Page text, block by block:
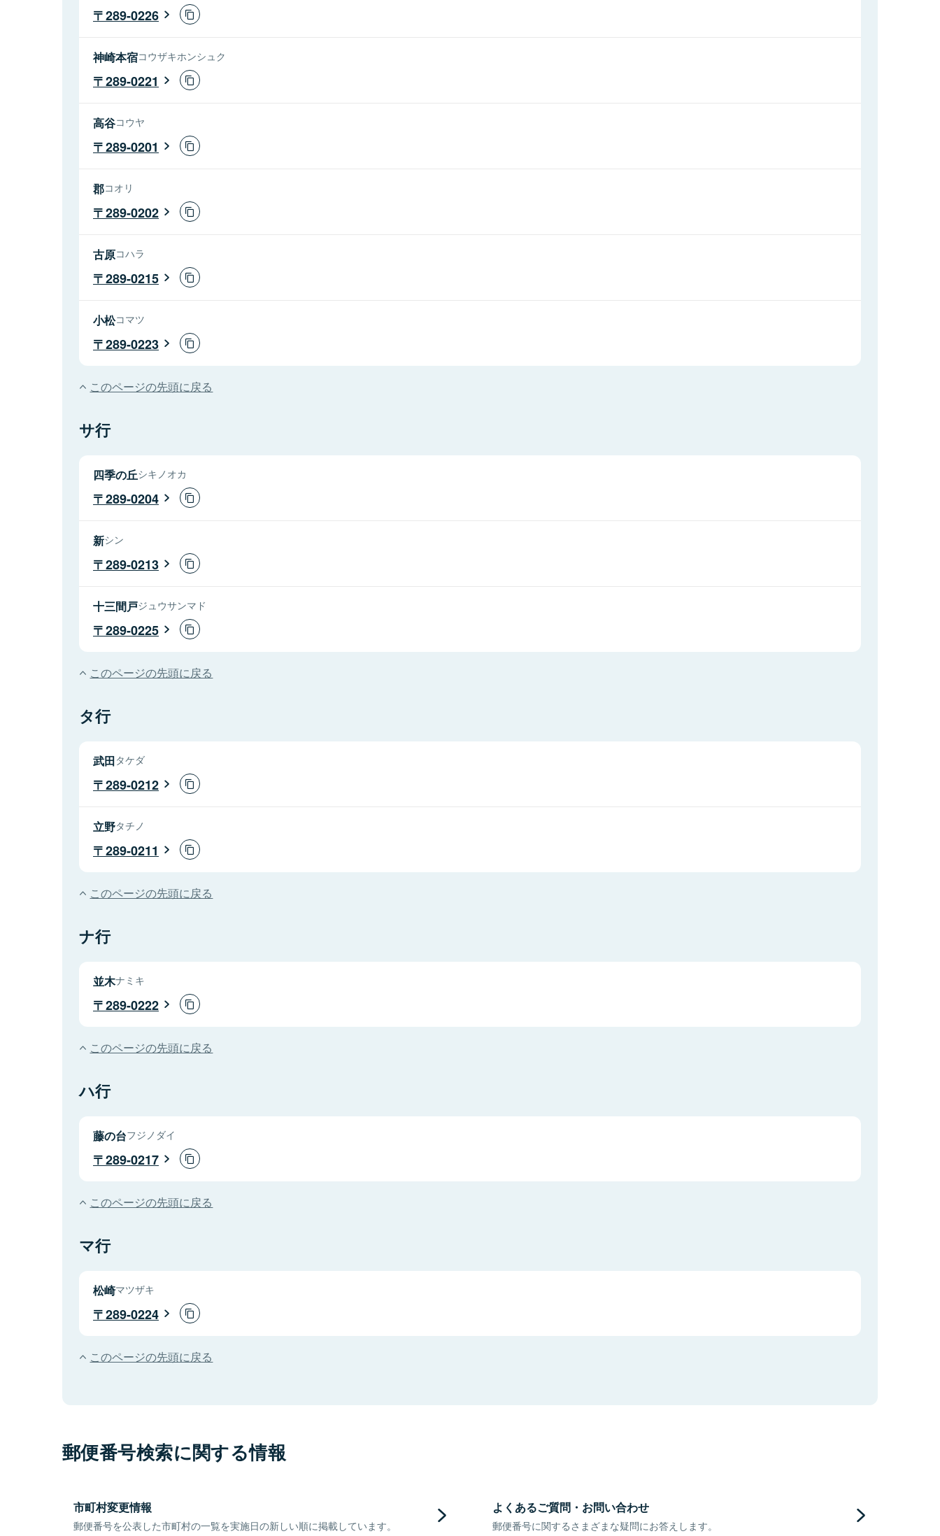
289-0226
神崎本宿コウザキホンシュク
289-0221
高谷コウヤ
289-0201
郡コオリ
289-0202
古原コハラ
289-0215
小松コマツ
289-0223
このページの先頭に戻る
サ行
四季の丘シキノオカ
289-0204
新シン
289-0213
十三間戸ジュウサンマド
289-0225
このページの先頭に戻る
タ行
武田タケダ
289-0212
立野タチノ
289-0211
このページの先頭に戻る
ナ行
並木ナミキ
289-0222
このページの先頭に戻る
ハ行
藤の台フジノダイ
289-0217
このページの先頭に戻る
マ行
松崎マツザキ
289-0224
このページの先頭に戻る
郵便番号検索に関する情報
市町村変更情報
郵便番号を公表した市町村の一覧を実施日の新しい順に掲載しています。
よくあるご質問・お問い合わせ
郵便番号に関するさまざまな疑問にお答えします。